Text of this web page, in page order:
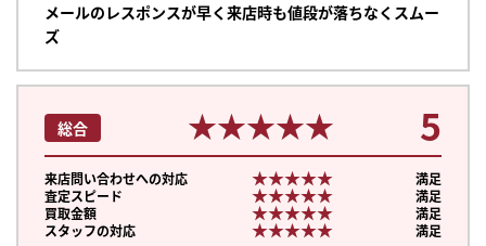
メールのレスポンスが早く来店時も値段が落ちなくスムー
ズ
総合 ★★★★★
★★★★★ 5
来店問い合わせへの対応 ★★★★★
★★★★★
満足
査定スピード
★★★★★
★★★★★
満足
買取金額
★★★★★
★★★★★
満足
スタッフの対応
★★★★★
★★★★★ 満足